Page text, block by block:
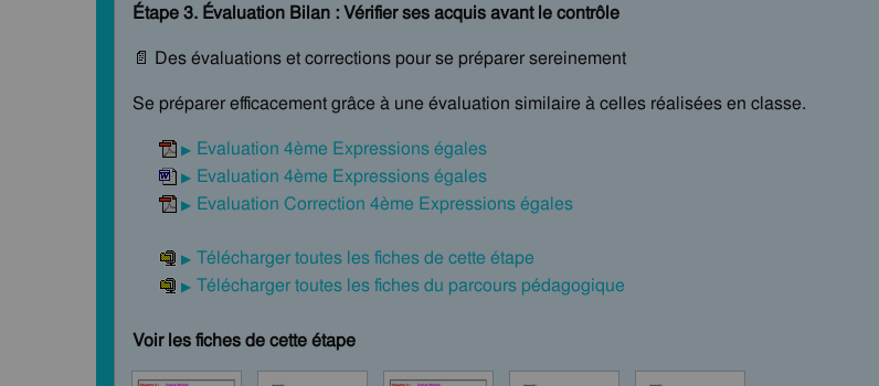
Étape 3. Évaluation Bilan : Vérifier ses acquis avant le contrôle
📄 Des évaluations et corrections pour se préparer sereinement
Se préparer efficacement grâce à une évaluation similaire à celles réalisées en classe.
Evaluation 4ème Expressions égales
Evaluation 4ème Expressions égales
Evaluation Correction 4ème Expressions égales
Télécharger toutes les fiches de cette étape
Télécharger toutes les fiches du parcours pédagogique
Voir les fiches de cette étape